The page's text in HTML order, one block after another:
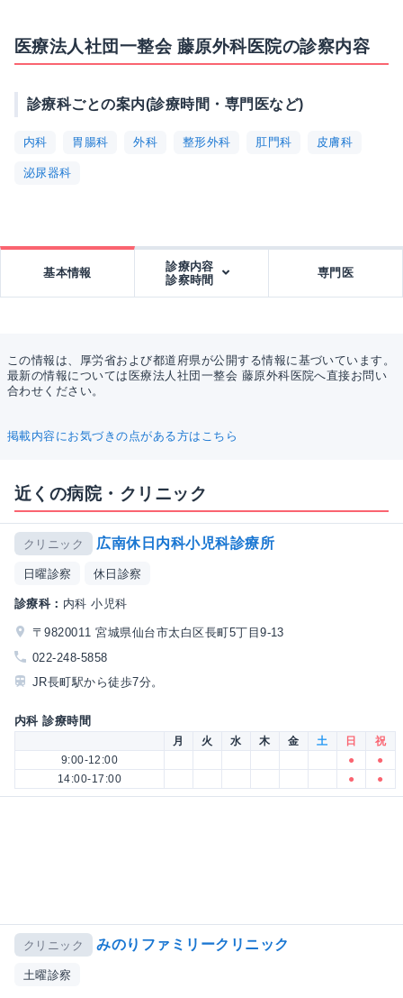
医療法人社団一整会 藤原外科医院の診察内容
診療科ごとの案内(診療時間・専門医など)
内科 胃腸科 外科 整形外科 肛門科 皮膚科
泌尿器科
基本情報
診療内容
診察時間
専門医
この情報は、厚労省および都道府県が公開する情報に基づいています。
最新の情報については医療法人社団一整会 藤原外科医院へ直接お問い
合わせください。
掲載内容にお気づきの点がある方はこちら
近くの病院・クリニック
クリニック 広南休日内科小児科診療所
日曜診察 休日診察
診療科： 内科 小児科
〒9820011 宮城県仙台市太白区長町5丁目9-13
022-248-5858
JR長町駅から徒歩7分。
内科 診療時間
月 火 水 木 金 土 日
祝
9:00-12:00
●
●
14:00-17:00
● ●
クリニック みのりファミリークリニック
土曜診察